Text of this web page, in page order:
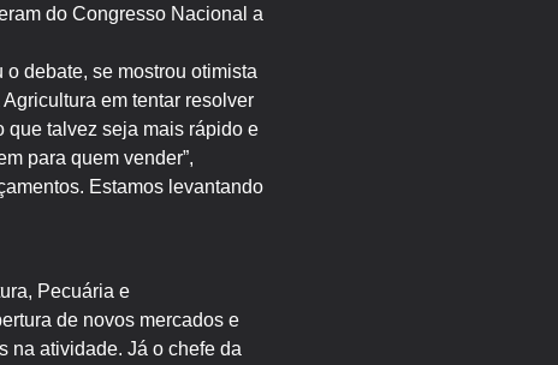
do Congresso Nacional a
debate, se mostrou otimista
em tentar resolver
que talvez seja mais rápido e
para quem vender”,
Estamos levantando
Pecuária e
de novos mercados e
na atividade. Já o chefe da